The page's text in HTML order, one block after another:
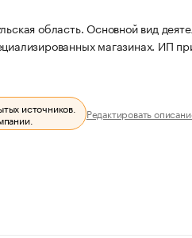
область. Основной вид
магазинах. ИП
источников.
Редактировать